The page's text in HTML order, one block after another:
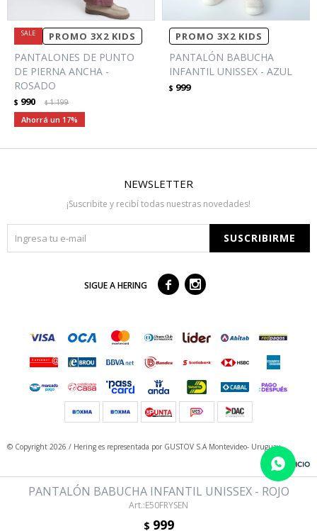
PANTALÓN BABUCHA INFANTIL UNISSEX - ROJO
E50FRYSEN
$ 999
PROMO 3X2 KIDS
PANTALONES DE PUNTO
DE PIERNA ANCHA -
ROSADO
$ 990 $1.199
17
PROMO 3X2 KIDS
PANTALÓN BABUCHA
INFANTIL UNISSEX - AZUL
$ 999
NEWSLETTER
¡Suscribite y recibí todas nuestras novedades!
SUSCRIBIRME
SIGUE A HERING  
© Copyright 2026 / Hering es representada por GUSTOV S.A Montevideo- Uruguay